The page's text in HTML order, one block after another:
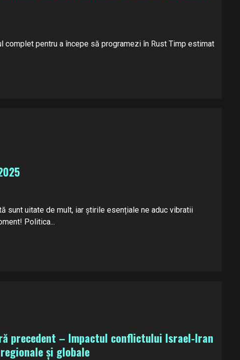
complet pentru a începe să programezi în Rust Timp estimat
sunt uitate de mult, iar știrile esențiale ne aduc vibratii
Politica...
precedent – Impactul conflictului Israel-Iran
și globale